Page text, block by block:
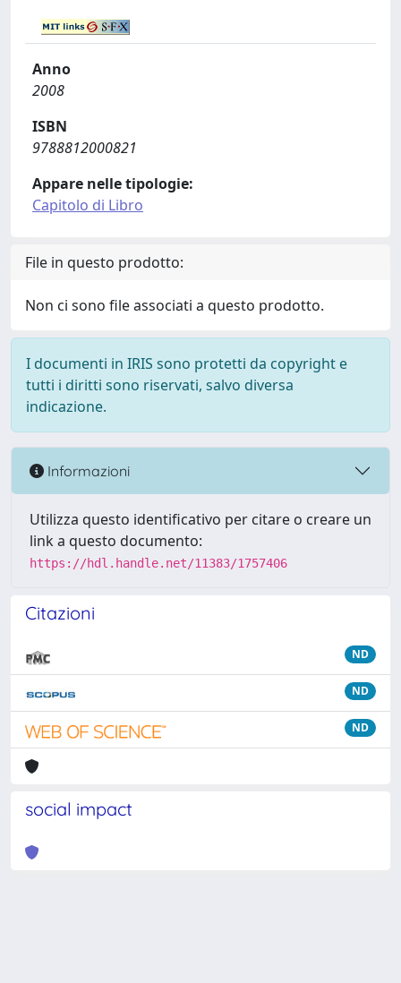
Anno
2008
ISBN
9788812000821
Appare nelle tipologie:
Capitolo di Libro
File in questo prodotto:
Non ci sono file associati a questo prodotto.
I documenti in IRIS sono protetti da copyright e
tutti i diritti sono riservati, salvo diversa
indicazione.
Informazioni
Utilizza questo identificativo per citare o creare un
link a questo documento:
https://hdl.handle.net/11383/1757406
Citazioni
ND
ND
ND
social impact